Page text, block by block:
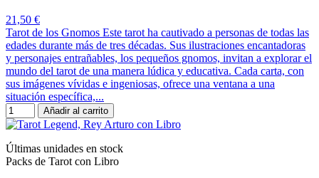
21,50 €
Tarot de los Gnomos Este tarot ha cautivado a personas de todas las
edades durante más de tres décadas. Sus ilustraciones encantadoras
y personajes entrañables, los pequeños gnomos, invitan a explorar el
mundo del tarot de una manera lúdica y educativa. Cada carta, con
sus imágenes vívidas e ingeniosas, ofrece una ventana a una
situación específica,...
Añadir al carrito
Últimas unidades en stock
Packs de Tarot con Libro